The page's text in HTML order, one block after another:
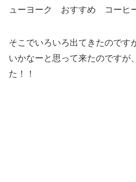
ューヨーク おすすめ コーヒー
そこでいろいろ出てきたのです
いかなーと思って来たのですが
た！！